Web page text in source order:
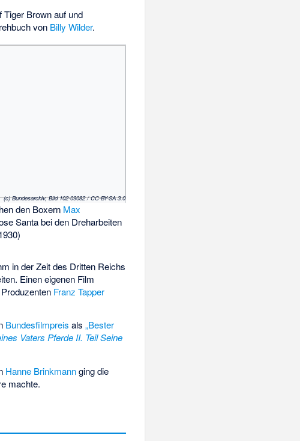
Brown auf und
von Billy Wilder.
(c) Bundesarchiv, Bild 102-09082 / CC-BY-SA 3.0
den Boxern Max
Santa bei den Dreharbeiten
in der Zeit des Dritten Reichs
Einen eigenen Film
Franz Tapper
Bundesfilmpreis als„Bester
Vaters Pferde II. Teil Seine
Hanne Brinkmannging die
machte.